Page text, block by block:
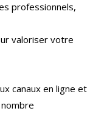
professionnels,
valoriser votre
canaux en ligne et